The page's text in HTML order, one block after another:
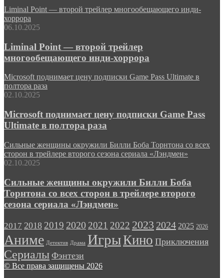
Liminal Point — второй трейлер многообещающего инди-
хоррора
06.10.2025
Liminal Point — второй трейлер
многообещающего инди-хоррора
Microsoft поднимает цену подписки Game Pass Ultimate в
полтора раза
02.10.2025
Microsoft поднимает цену подписки Game Pass
Ultimate в полтора раза
Сильные женщины окружили Билли Боба Торнтона со всех
сторон в трейлере второго сезона сериала «Лэндмен»
02.10.2025
Сильные женщины окружили Билли Боба
Торнтона со всех сторон в трейлере второго
сезона сериала «Лэндмен»
2017 2018 2019 2020 2021 2022 2023 2024 2025 2026
Аниме Детектив Драма ИгрыКино Приключения
Сериалы Фэнтези
© Все права защищены 2026